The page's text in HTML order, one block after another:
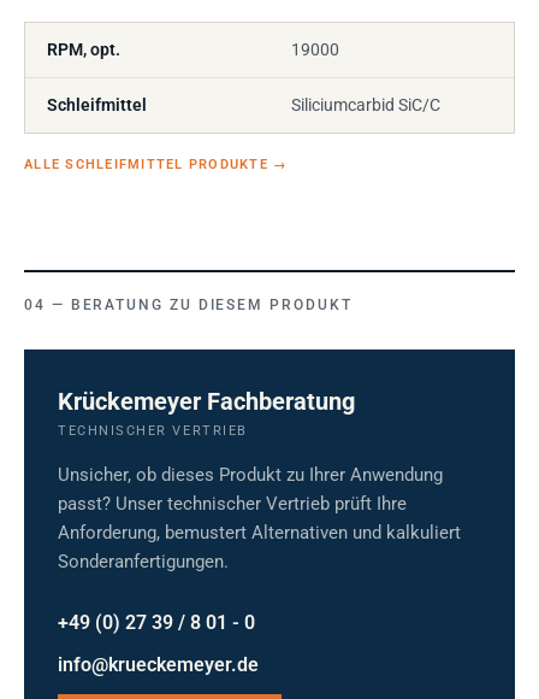
RPM, opt. 19000
Schleifmittel Siliciumcarbid SiC/C
ALLE SCHLEIFMITTEL PRODUKTE →
BERATUNG ZU DIESEM PRODUKT
Krückemeyer Fachberatung
TECHNISCHER VERTRIEB
Unsicher, ob dieses Produkt zu Ihrer Anwendung
passt? Unser technischer Vertrieb prüft Ihre
Anforderung, bemustert Alternativen und kalkuliert
Sonderanfertigungen.
+49 (0) 27 39 / 8 01 - 0
info@krueckemeyer.de